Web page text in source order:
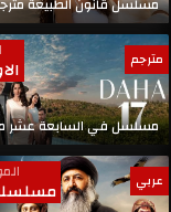
مترجم
مسلسل في السابعة عشر
عربي